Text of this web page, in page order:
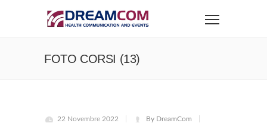
FOTO CORSI (13)
22 Novembre 2022
By DreamCom